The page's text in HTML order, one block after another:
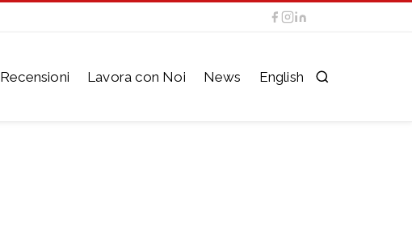
Recensioni Lavora con Noi News English